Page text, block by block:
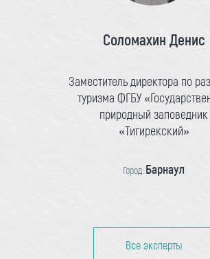
Соломахин Денис
Заместитель директора по
туризма ФГБУ
природный заповедник
«Тигирекский»
Город: Барнаул
Все эксперты